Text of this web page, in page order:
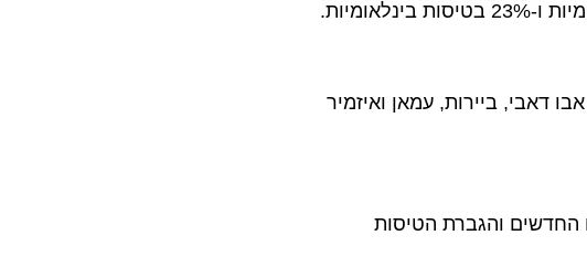
ביירות, עמאן ואיזמיר
והגברת הטיסות